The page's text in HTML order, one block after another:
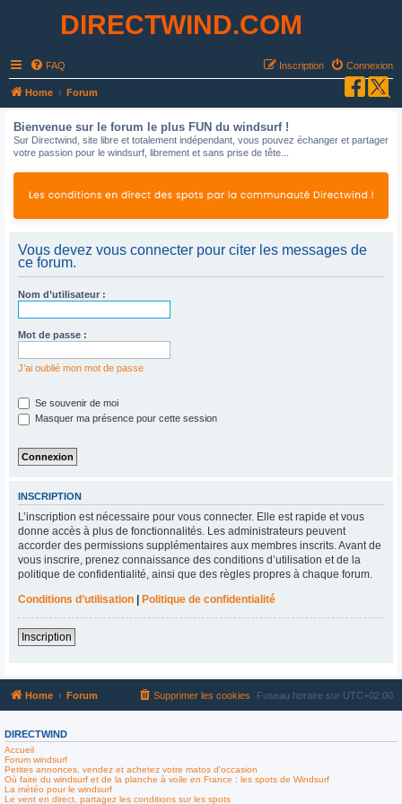
DIRECTWIND.COM
FAQ Connexion
Inscription
Home Forum
Bienvenue sur le forum le plus FUN du windsurf !
Sur Directwind, site libre et totalement indépendant, vous pouvez échanger et partager
votre passion pour le windsurf, librement et sans prise de tête...
Vous devez vous connecter pour citer les messages de
ce forum.
Nom d’utilisateur :
Mot de passe :
J’ai oublié mon mot de passe
Se souvenir de moi
Masquer ma présence pour cette session
INSCRIPTION
L’inscription est nécessaire pour vous connecter. Elle est rapide et vous
donne accès à plus de fonctionnalités. Les administrateurs peuvent
accorder des permissions supplémentaires aux membres inscrits. Avant de
vous inscrire, prenez connaissance des conditions d’utilisation et de la
politique de confidentialité, ainsi que des règles propres à chaque forum.
Conditions d’utilisation
Politique de confidentialité
Inscription
Home Forum Fuseau horaire sur UTC+02:00
Supprimer les cookies
DIRECTWIND
Accueil
Forum windsurf
Petites annonces, vendez et achetez votre matos d'occasion
Où faire du windsurf et de la planche à voile en France : les spots de Windsurf
La météo pour le windsurf
Le vent en direct, partagez les conditions sur les spots